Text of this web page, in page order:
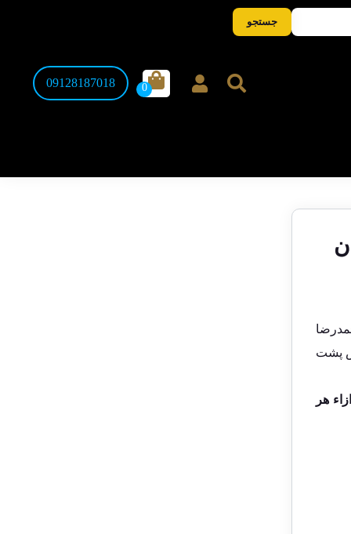
09128187018
۲۰ ریالی محمدرضا
پشت
هر
جستجو